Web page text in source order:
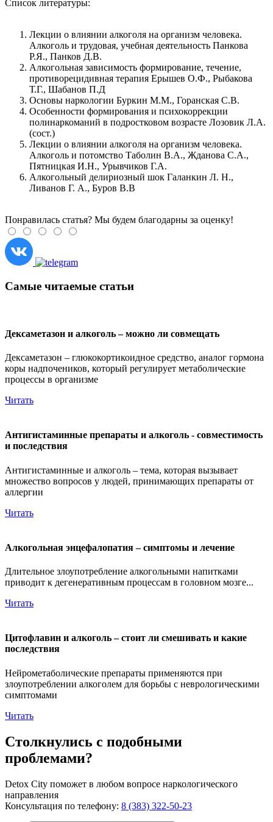
Список литературы:
Лекции о влиянии алкоголя на организм человека.
Алкоголь и трудовая, учебная деятельность Панкова
Р.Я., Панков Д.В.
Алкогольная зависимость формирование, течение,
противорецидивная терапия Ерышев О.Ф., Рыбакова
Т.Г., Шабанов П.Д
Основы наркологии Буркин М.М., Горанская С.В.
Особенности формирования и психокоррекции
полинаркоманий в подростковом возрасте Лозовик Л.А.
(сост.)
Лекции о влиянии алкоголя на организм человека.
Алкоголь и потомство Таболин В.А., Жданова С.А.,
Пятницкая И.Н., Урывчиков Г.А.
Алкогольный делириозный шок Галанкин Л. Н.,
Ливанов Г. А., Буров В.В
Понравилась статья? Мы будем благодарны за оценку!
Самые читаемые статьи
Дексаметазон и алкоголь – можно ли совмещать
Дексаметазон – глюкокортикоидное средство, аналог гормона
коры надпочеников, который регулирует метаболические
процессы в организме
Читать
Антигистаминные препараты и алкоголь - совместимость
и последствия
Антигистаминные и алкоголь – тема, которая вызывает
множество вопросов у людей, принимающих препараты от
аллергии
Читать
Алкогольная энцефалопатия – симптомы и лечение
Длительное злоупотребление алкогольными напитками
приводит к дегенеративным процессам в головном мозге...
Читать
Цитофлавин и алкоголь – стоит ли смешивать и какие
последствия
Нейрометаболические препараты применяются при
злоупотреблении алкоголем для борьбы с неврологическими
симптомами
Читать
Столкнулись с подобными
проблемами?
Detox City поможет в любом вопросе наркологического
направления
Консультация по телефону: 8 (383) 322-50-23